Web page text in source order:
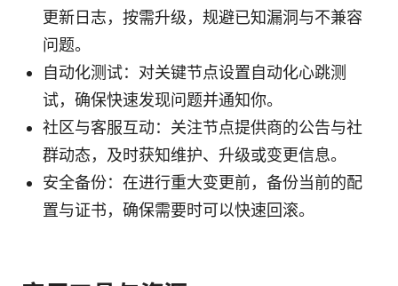
更新日志，按需升级，规避已知漏洞与不兼容
问题。
自动化测试：对关键节点设置自动化心跳测
试，确保快速发现问题并通知你。
社区与客服互动：关注节点提供商的公告与社
群动态，及时获知维护、升级或变更信息。
安全备份：在进行重大变更前，备份当前的配
置与证书，确保需要时可以快速回滚。